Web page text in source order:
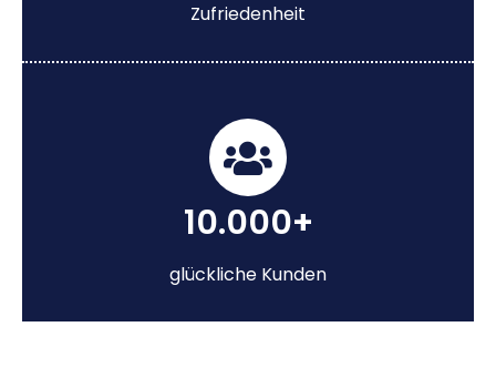
Zufriedenheit
10.000+
glückliche Kunden